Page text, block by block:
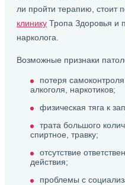
ли пройти терапию, стоит
клинику Тропа Здоровья и
нарколога.
Возможные признаки
потеря
алкоголя, наркотиков;
физическая тяга к
трата большого
спиртное, травку;
отсутствие
действия;
проблемы с